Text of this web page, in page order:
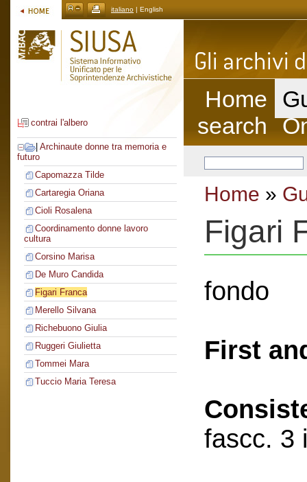
italiano | English
contrai l'albero
Archinaute donne tra memoria e
futuro
Capomazza Tilde
Cartaregia Oriana
Cioli Rosalena
Coordinamento donne lavoro
cultura
Corsino Marisa
De Muro Candida
Figari Franca
Merello Silvana
Richebuono Giulia
Ruggeri Giulietta
Tommei Mara
Tuccio Maria Teresa
Home
search
Home »
Figari
fondo
First
fascc. 3